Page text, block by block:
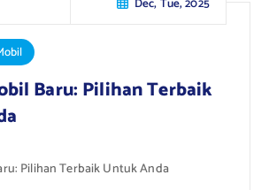
Baru: Pilihan Terbaik
Pilihan Terbaik Untuk Anda